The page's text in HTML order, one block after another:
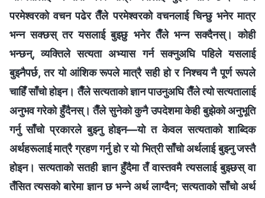
परमेश्‍वरको वचन पढेर तैँले परमेश्‍वरको वचनलाई चिन्छु भनेर मात्र
भन्न सक्छस् तर यसलाई बुझ्छु भनेर तैँले भन्न सक्दैनस्। कोही
भन्छन्, व्यक्तिले सत्यता अभ्यास गर्न सक्नुअघि पहिले यसलाई
बुझ्नैपर्छ, तर यो आंशिक रूपले मात्रै सही हो र निश्चय नै पूर्ण रूपले
चाहिँ साँचो होइन। तैँले सत्यताको ज्ञान पाउनुअघि तैँले त्यो सत्यतालाई
अनुभव गरेको हुँदैनस्। तैँले सुनेको कुनै उपदेशमा केही बुझेको अनुभूति
गर्नु साँचो प्रकारले बुझ्नु होइन—यो त केवल सत्यताको शाब्दिक
अर्थहरूलाई मात्रै ग्रहण गर्नु हो र यो भित्री साँचो अर्थलाई बुझ्नु जस्तै
होइन। सत्यताको सतही ज्ञान हुँदैमा तँ वास्तवमै त्यसलाई बुझ्छस् वा
तँसित त्यसको बारेमा ज्ञान छ भन्‍ने अर्थ लाग्दैन; सत्यताको साँचो अर्थ